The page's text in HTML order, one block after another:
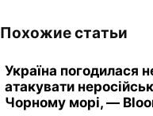
Похожие статьи
Україна погодилася
атакувати
Чорному морі, —